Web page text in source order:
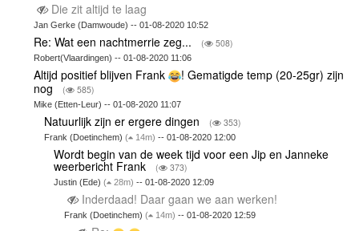
Die zit altijd te laag
Jan Gerke (Damwoude) -- 01-08-2020 10:52
Re: Wat een nachtmerrie zeg... ( 508)
Robert(Vlaardingen) -- 01-08-2020 11:06
Altijd positief blijven Frank
! Gematigde temp (20-25gr) zijn
nog
( 585)
Mike (Etten-Leur) -- 01-08-2020 11:07
Natuurlijk zijn er ergere dingen ( 353)
Frank (Doetinchem) ( 14m) -- 01-08-2020 12:00
Wordt begin van de week tijd voor een Jip en Janneke
weerbericht Frank ( 373)
Justin (Ede)( 28m) -- 01-08-2020 12:09
Inderdaad! Daar gaan we aan werken!
Frank (Doetinchem) ( 14m) -- 01-08-2020 12:59